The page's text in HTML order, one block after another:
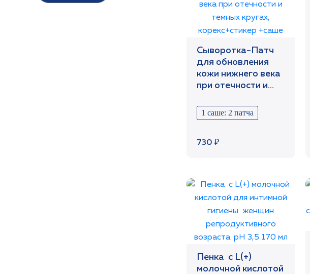
Сыворотка-Патч
для обновления
кожи нижнего века
при отечности и
корекс+стикер
+саше
1 саше: 2 патча
730 ₽
Пенка с L(+)
молочной кислотой